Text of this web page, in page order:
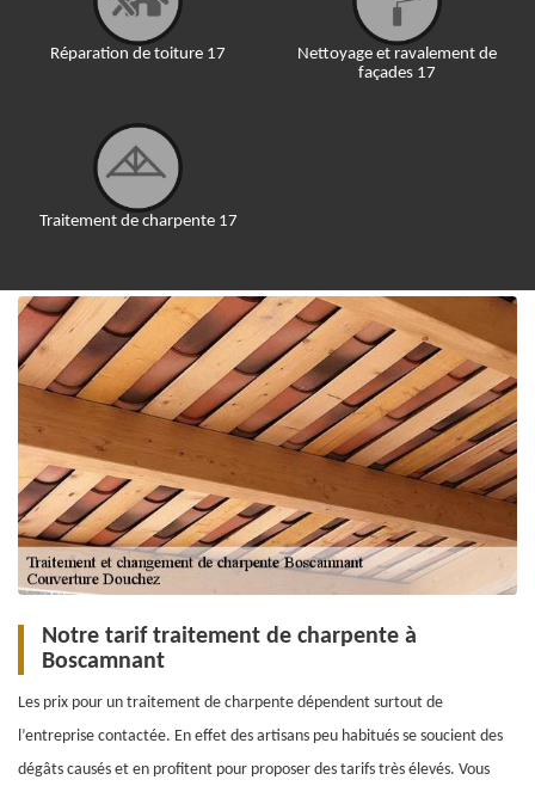
Réparation de toiture 17
Traitement de charpente 17
Nettoyage et ravalement de
façades 17
Notre tarif traitement de charpente à
Boscamnant
Les prix pour un traitement de charpente dépendent surtout de
l’entreprise contactée. En effet des artisans peu habitués se soucient des
dégâts causés et en profitent pour proposer des tarifs très élevés. Vous